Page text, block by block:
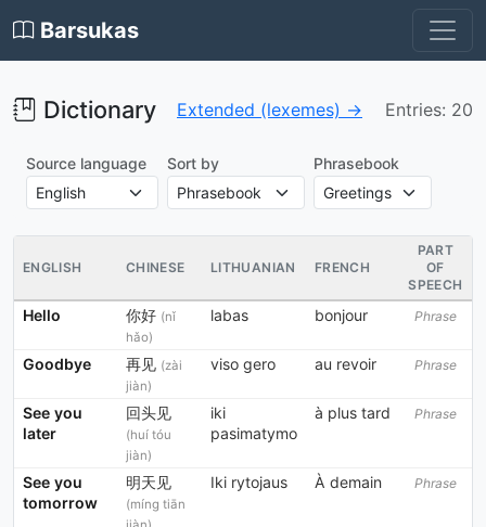
Barsukas
Dictionary Extended (lexemes) → Entries: 20
Source language Sort by Phrasebook
ENGLISH CHINESE LITHUANIAN FRENCH
PART
OF
SPEECH
Hello 你好 (nǐ
hǎo)
labas bonjour Phrase
Goodbye 再见 (zài
jiàn)
viso gero au revoir Phrase
See you
later
回头见
(huí tóu
jiàn)
iki
pasimatymo
à plus tard Phrase
See you
tomorrow
明天见
(míng tiān
Iki rytojaus À demain Phrase